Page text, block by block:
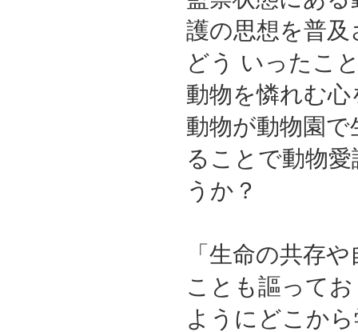
護の思想を普
どう いったこ
動物を憐れむ
動物が動物園
ることで動物
うか？
「生命の共存
ことも謳って
ようにどこか